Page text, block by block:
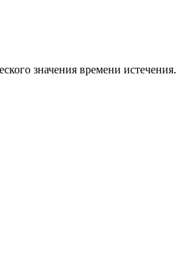
значения времени истечения.